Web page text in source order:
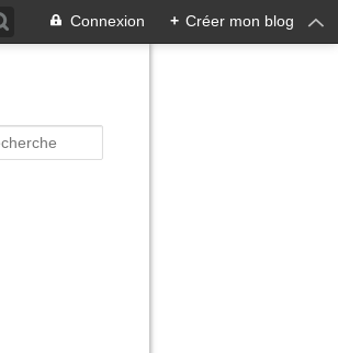
Connexion + Créer mon blog